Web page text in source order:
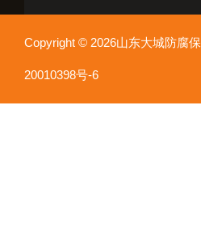
Copyright © 2026山东大城防腐
20010398号-6